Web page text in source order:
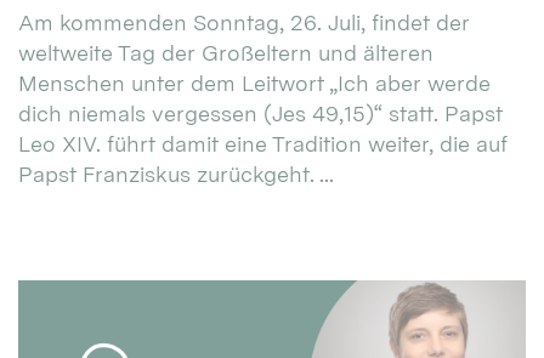
Am kommenden Sonntag, 26. Juli, findet der
weltweite Tag der Großeltern und älteren
Menschen unter dem Leitwort „Ich aber werde
dich niemals vergessen (Jes 49,15)“ statt. Papst
Leo XIV. führt damit eine Tradition weiter, die auf
Papst Franziskus zurückgeht. ...